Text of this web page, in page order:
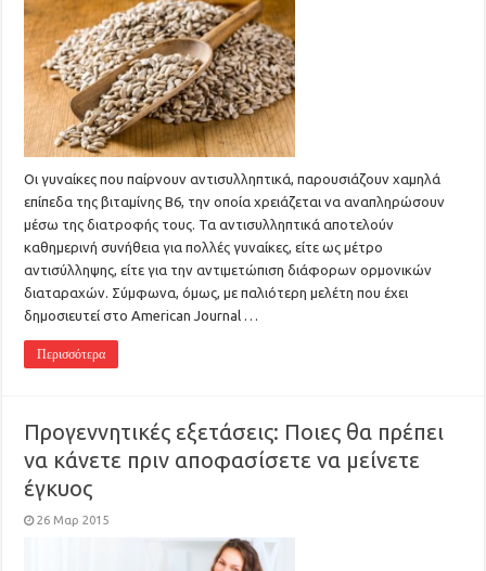
Οι γυναίκες που παίρνουν αντισυλληπτικά, παρουσιάζουν χαμηλά
επίπεδα της βιταμίνης Β6, την οποία χρειάζεται να αναπληρώσουν
μέσω της διατροφής τους. Τα αντισυλληπτικά αποτελούν
καθημερινή συνήθεια για πολλές γυναίκες, είτε ως μέτρο
αντισύλληψης, είτε για την αντιμετώπιση διάφορων ορμονικών
διαταραχών. Σύμφωνα, όμως, με παλιότερη μελέτη που έχει
δημοσιευτεί στο American Journal …
Περισσότερα
Προγεννητικές εξετάσεις: Ποιες θα πρέπει
να κάνετε πριν αποφασίσετε να μείνετε
έγκυος
26 Μαρ 2015